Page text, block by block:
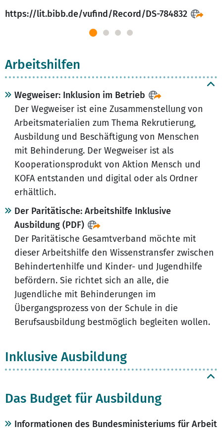
https://lit.bibb.de/vufind/Record/DS-784832
Arbeitshilfen
Wegweiser: Inklusion im Betrieb
Der Wegweiser ist eine Zusammenstellung von
Arbeitsmaterialien zum Thema Rekrutierung,
Ausbildung und Beschäftigung von Menschen
mit Behinderung. Der Wegweiser ist als
Kooperationsprodukt von Aktion Mensch und
KOFA entstanden und digital oder als Ordner
erhältlich.
Der Paritätische: Arbeitshilfe Inklusive
Ausbildung (PDF)
Der Paritätische Gesamtverband möchte mit
dieser Arbeitshilfe den Wissenstransfer zwischen
Behindertenhilfe und Kinder- und Jugendhilfe
befördern. Sie richtet sich an alle, die
Jugendliche mit Behinderungen im
Übergangsprozess von der Schule in die
Berufsausbildung bestmöglich begleiten wollen.
Inklusive Ausbildung
Das Budget für Ausbildung
Informationen des Bundesministeriums für Arbeit